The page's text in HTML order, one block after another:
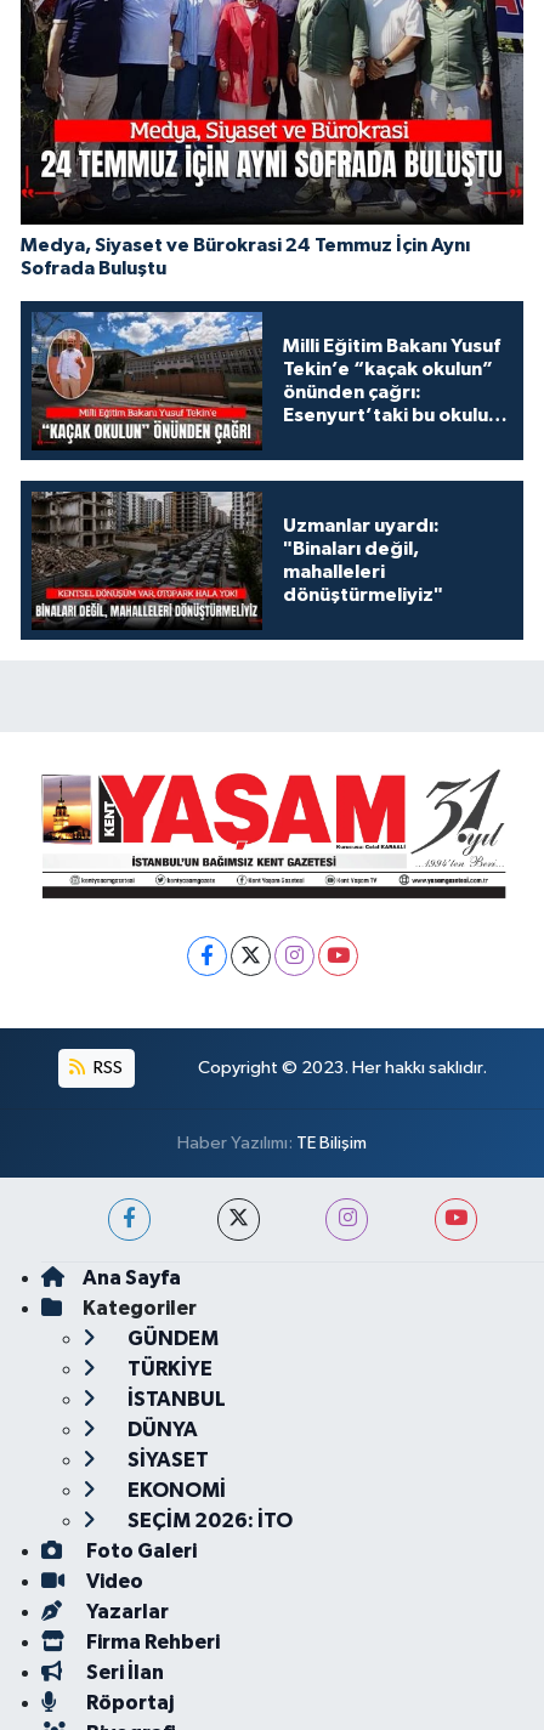
Medya, Siyaset ve Bürokrasi 24 Temmuz İçin Aynı
Sofrada Buluştu
Milli Eğitim Bakanı Yusuf
Tekin’e “kaçak okulun”
önünden çağrı:
Esenyurt’taki bu okulu
Uzmanlar uyardı:
"Binaları değil,
mahalleleri
dönüştürmeliyiz"
RSS Copyright © 2023. Her hakkı saklıdır.
Haber Yazılımı: TE Bilişim
Ana Sayfa
Kategoriler
GÜNDEM
TÜRKİYE
İSTANBUL
DÜNYA
SİYASET
EKONOMİ
SEÇİM 2026: İTO
Foto Galeri
Video
Yazarlar
Firma Rehberi
Seri İlan
Röportaj